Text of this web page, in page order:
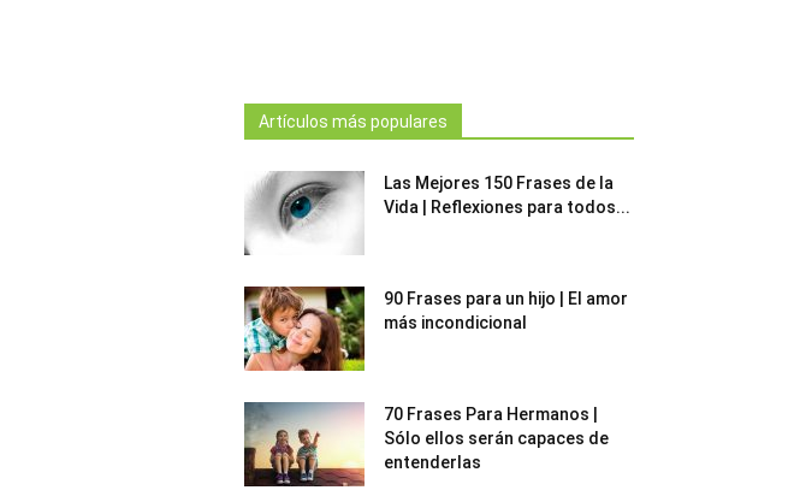
Artículos más populares
Las Mejores 150 Frases de la
Vida | Reflexiones para todos...
90 Frases para un hijo | El amor
más incondicional
70 Frases Para Hermanos |
Sólo ellos serán capaces de
entenderlas